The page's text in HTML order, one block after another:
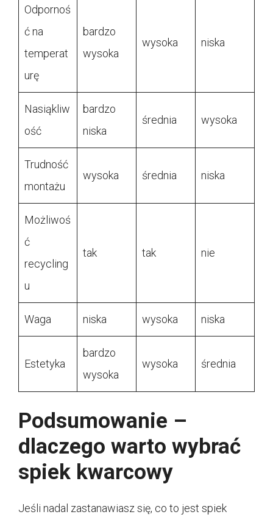
Odpornoś
ć na
temperat
urę
bardzo
wysoka
wysoka niska
Nasiąkliw
ość
bardzo
niska
średnia wysoka
Trudność
montażu
wysoka średnia niska
Możliwoś
ć
recycling
u
tak tak nie
Waga niska wysoka niska
Estetyka
bardzo
wysoka
wysoka średnia
Podsumowanie –
dlaczego warto wybrać
spiek kwarcowy
Jeśli nadal zastanawiasz się, co to jest spiek